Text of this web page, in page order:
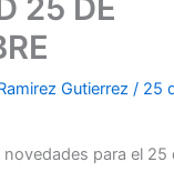
25 DE
Gutierrez/ 25
novedades para el 25